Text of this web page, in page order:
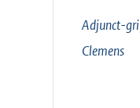
Adjunct-
Clemens